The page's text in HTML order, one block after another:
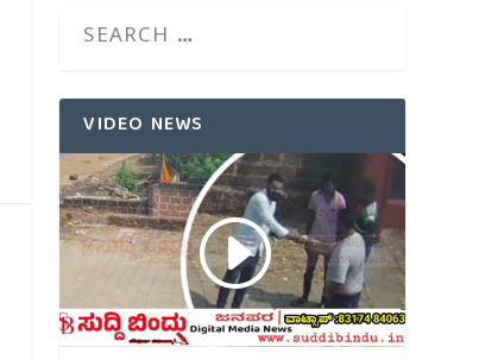
VIDEO NEWS